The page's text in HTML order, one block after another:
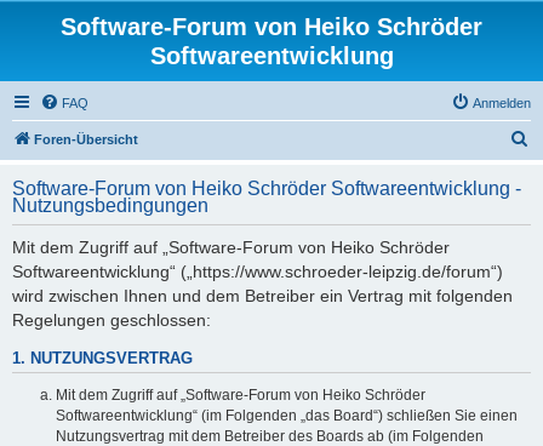
Software-Forum von Heiko Schröder
Softwareentwicklung
FAQ Anmelden
Foren-Übersicht
h
Software-Forum von Heiko Schröder Softwareentwicklung -
Nutzungsbedingungen
Mit dem Zugriff auf „Software-Forum von Heiko Schröder
Softwareentwicklung“ („https://www.schroeder-leipzig.de/forum“)
wird zwischen Ihnen und dem Betreiber ein Vertrag mit folgenden
Regelungen geschlossen:
1. NUTZUNGSVERTRAG
Mit dem Zugriff auf „Software-Forum von Heiko Schröder
Softwareentwicklung“ (im Folgenden „das Board“) schließen Sie einen
Nutzungsvertrag mit dem Betreiber des Boards ab (im Folgenden